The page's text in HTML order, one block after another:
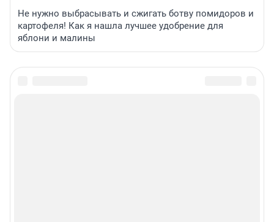
Не нужно выбрасывать и сжигать ботву помидоров и
картофеля! Как я нашла лучшее удобрение для
яблони и малины